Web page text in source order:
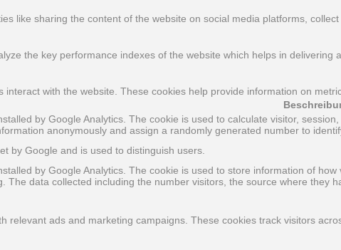
like sharing the content of the website on social media platforms,
the key performance indexes of the website which helps in delivering
with the website. These cookies help provide information on
by Google Analytics. The cookie is used to calculate visitor,
anonymously and assign a randomly generated number to
by Google and is used to distinguish users.
by Google Analytics. The cookie is used to store information of
The data collected including the number visitors, the source where they
relevant ads and marketing campaigns. These cookies track visitors